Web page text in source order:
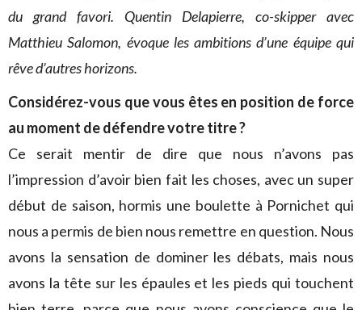
du grand favori. Quentin Delapierre, co-skipper avec
Matthieu Salomon, évoque les ambitions d’une équipe qui
rêve d’autres horizons.
Considérez-vous que vous êtes en position de force
au moment de défendre votre titre ?
Ce serait mentir de dire que nous n’avons pas
l’impression d’avoir bien fait les choses, avec un super
début de saison, hormis une boulette à Pornichet qui
nous a permis de bien nous remettre en question. Nous
avons la sensation de dominer les débats, mais nous
avons la tête sur les épaules et les pieds qui touchent